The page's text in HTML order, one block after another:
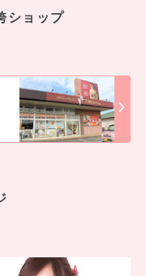
ショップ